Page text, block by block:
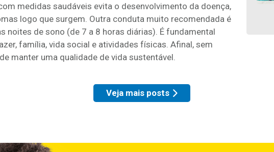
medidas saudáveis evita o desenvolvimento da doença,
logo que surgem. Outra conduta muito recomendada é
noites de sono (de 7 a 8 horas diárias). É fundamental
família, vida social e atividades físicas. Afinal, sem
manter uma qualidade de vida sustentável.
Veja mais posts